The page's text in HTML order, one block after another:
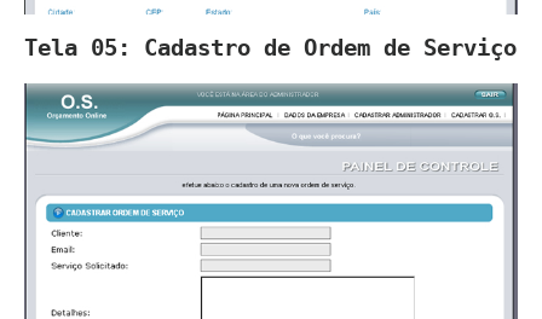
Tela 05: Cadastro de Ordem de Serviço